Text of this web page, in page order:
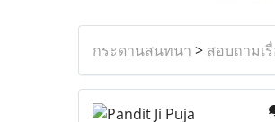
กระดานสนทนา > สอบถามเ